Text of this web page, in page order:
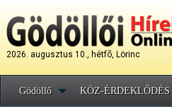
2026. augusztus 10., hétfõ, Lörinc
Gödöllő KÖZ-ÉRDEKLŐDÉS